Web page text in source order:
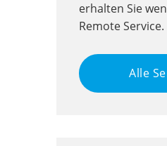
erhalten Sie
Remote Service.
Alle